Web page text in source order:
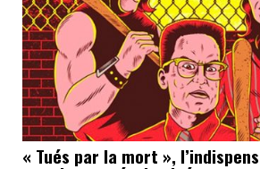
« Tués par la mort »,